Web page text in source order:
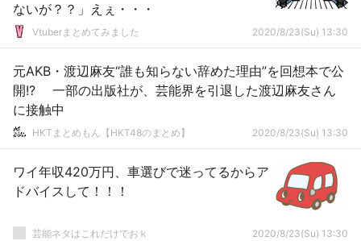
ないが？？」えぇ・・・
Vtuberまとめてみました 2020/8/23(Su) 13:30
元AKB・渡辺麻友“誰も知らない辞めた理由”を回想本で公
開!? 一部の出版社が、芸能界を引退した渡辺麻友さん
に接触中
HKTまとめもん【HKT48のまとめ】 2020/8/23(Su) 13:30
ワイ年収420万円、車選びで迷ってるからア
ドバイスして！！！
芸能ネタはこれだけでおｋ 2020/8/23(Su) 13:30